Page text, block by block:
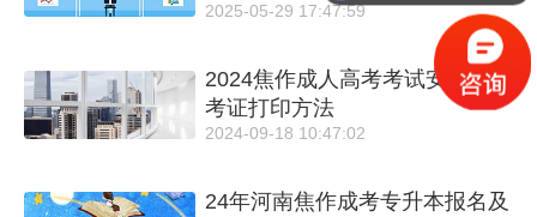
2025-05-29 17:47:59
2024焦作成人高考考试安排及准
考证打印方法
2024-09-18 10:47:02
24年河南焦作成考专升本报名及